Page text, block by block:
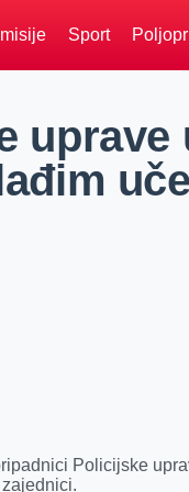
Sport
uprave
Policijske